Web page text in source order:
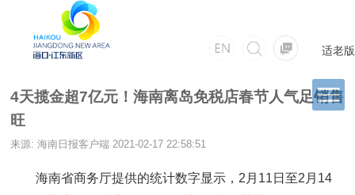
适老版
4天揽金超7亿元！海南离岛免税店春节人气足销售
旺
来源: 海南日报客户端 2021-02-17 22:58:51
海南省商务厅提供的统计数字显示，2月11日至2月14